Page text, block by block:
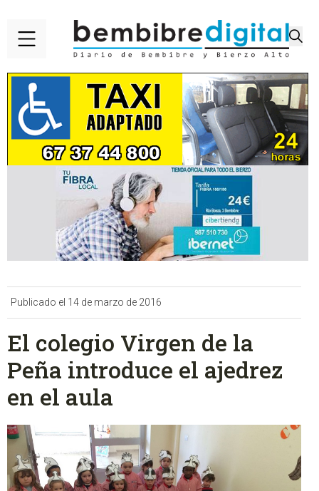
Publicado el 14 de marzo de 2016
El colegio Virgen de la
Peña introduce el ajedrez
en el aula